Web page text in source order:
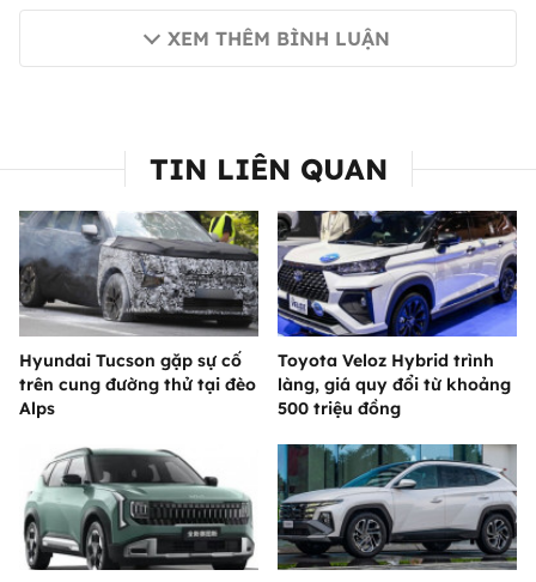
XEM THÊM BÌNH LUẬN
TIN LIÊN QUAN
Hyundai Tucson gặp sự cố
trên cung đường thử tại đèo
Alps
Toyota Veloz Hybrid trình
làng, giá quy đổi từ khoảng
500 triệu đồng